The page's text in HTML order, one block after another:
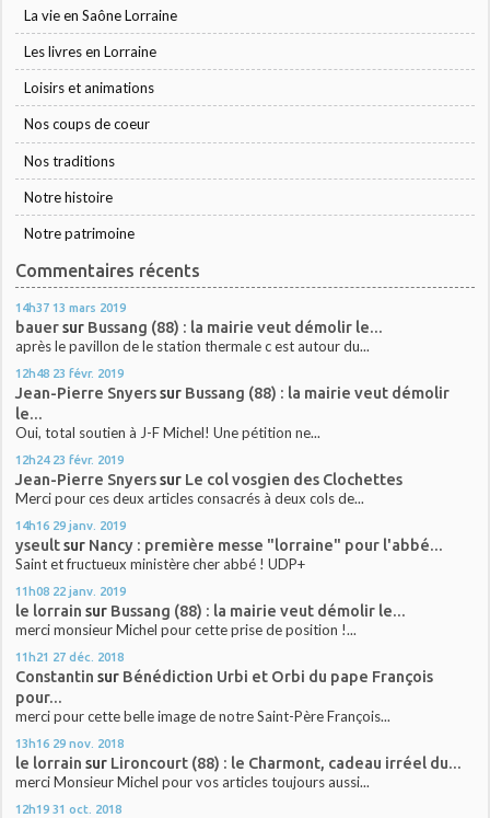
La vie en Saône Lorraine
Les livres en Lorraine
Loisirs et animations
Nos coups de coeur
Nos traditions
Notre histoire
Notre patrimoine
Commentaires récents
14h37 13 mars 2019
bauersur Bussang (88) : la mairie veut démolir le...
après le pavillon de le station thermale c est autour du...
12h48 23 févr. 2019
Jean-Pierre Snyerssur Bussang (88) : la mairie veut démolir
le...
Oui, total soutien à J-F Michel! Une pétition ne...
12h24 23 févr. 2019
Jean-Pierre Snyerssur Le col vosgien des Clochettes
Merci pour ces deux articles consacrés à deux cols de...
14h16 29 janv. 2019
yseultsur Nancy : première messe "lorraine" pour l'abbé...
Saint et fructueux ministère cher abbé ! UDP+
11h08 22 janv. 2019
le lorrain sur Bussang (88) : la mairie veut démolir le...
merci monsieur Michel pour cette prise de position !...
11h21 27 déc. 2018
Constantin sur Bénédiction Urbi et Orbi du pape François
pour...
merci pour cette belle image de notre Saint-Père François...
13h16 29 nov. 2018
le lorrain sur Lironcourt (88) : le Charmont, cadeau irréel du...
merci Monsieur Michel pour vos articles toujours aussi...
12h19 31 oct. 2018